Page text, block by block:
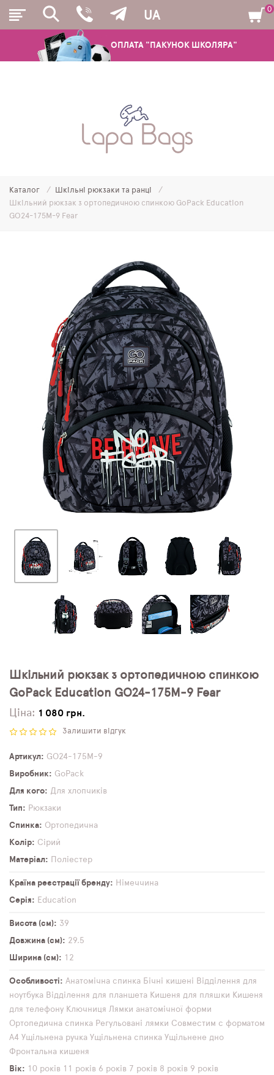
ОПЛАТА "ПАКУНОК ШКОЛЯРА"
UA
ШКІЛЬНІ РЮКЗАКИ ТА РАНЦІ
МОЛОДІЖНІ РЮКЗАКИ
ПЛЯШКИ ДЛЯ ВОДИ
SCHOOL STANDARD
SKYNAME
РОЗПРОДАЖ
0
Каталог
Шкільні рюкзаки та ранці
Шкільний рюкзак з ортопедичною спинкою GoPack Education
GO24-175M-9 Fear
Шкільний рюкзак з ортопедичною спинкою
GoPack Education GO24-175M-9 Fear
Ціна: 1 080 грн.
Залишити відгук
Артикул
GO24-175M-9
Виробник
GoPack
Для кого
Для хлопчиків
Тип
Рюкзаки
Спинка
Ортопедична
Колір
Сірий
Матеріал
Поліестер
Країна реєстрації бренду
Німеччина
Серія
Education
Висота (см)
39
Довжина (см)
29,5
Ширина (см)
12
Особливості Анатомічна спинка Бічні кишені Відділення для
ноутбука Відділення для планшета Кишеня для пляшки Кишеня
для телефону Ключниця Лямки анатомічної форми
Ортопедична спинка Регульовані лямки Совместим с форматом
А4 Ущільнена ручка Ущільнена спинка Ущільнене дно
Фронтальна кишеня
Вік
10 років 11 років 6 років 7 років 8 років 9 років